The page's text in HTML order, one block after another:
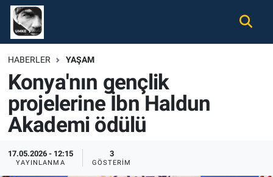
HABERLER YAŞAM
Konya'nın gençlik
projelerine İbn Haldun
Akademi ödülü
17.05.2026 - 12:15
YAYINLANMA
3
GÖSTERIM
Gündem
Ekonomi
Spor
Tüm Haberler
Nöbetçi Eczaneler
Hava Durumu
Namaz Vakitleri
Süper Lig Puan Durumu ve Fikstür